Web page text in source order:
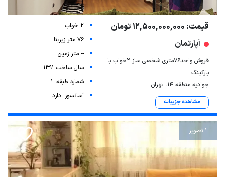
قیمت: 12,500,000,000 تومان
آپارتمان
فروش واحد76متری شخصی ساز 2خواب با
پارکینگ
جوادیه منطقه 14، تهران
مشاهده جزییات
2 خواب
76 متر زیربنا
-- متر زمین
سال ساخت 1391
شماره طبقه: 1
آسانسور: دارد
1 تصویر